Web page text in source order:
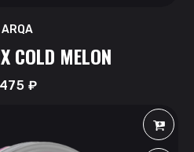
ARQA
COLD MELON
475 ₽